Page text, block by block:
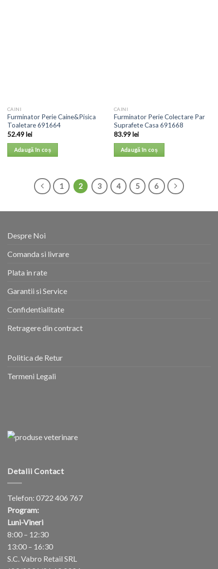
CAINI
Furminator Perie Caine&Pisica
Toaletare 691664
52.49lei
Adaugă în coș
CAINI
Furminator Perie Colectare Par
Suprafete Casa 691668
83.99lei
Adaugă în coș
1 2 3 4 5 6
Despre Noi
Comanda si livrare
Plata in rate
Garantii si Service
Confidentialitate
Retragere din contract
Politica de Retur
Termeni Legali
Detalii Contact
Telefon: 0722 406 767
Program:
Luni-Vineri
8:00 – 12:30
13:00 – 16:30
S.C. Vabro Retail SRL